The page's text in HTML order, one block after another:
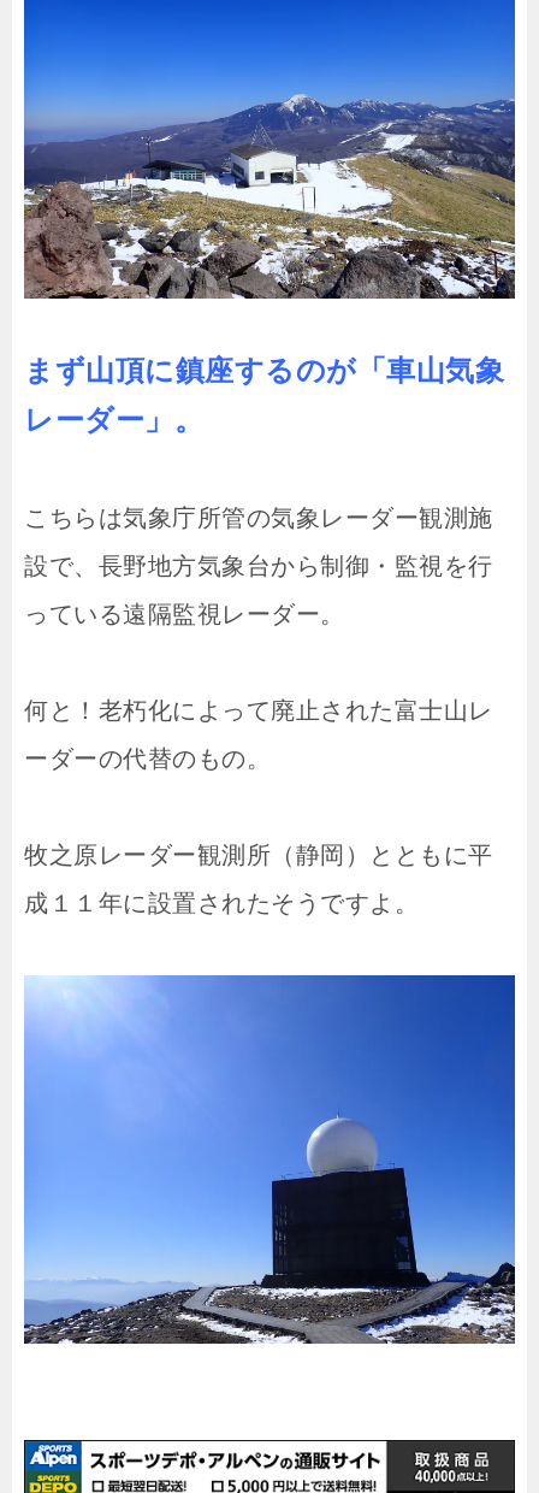
まず山頂に鎮座するのが「車山気象
レーダー」。
こちらは気象庁所管の気象レーダー観測施
設で、長野地方気象台から制御・監視を行
っている遠隔監視レーダー。
何と！老朽化によって廃止された富士山レ
ーダーの代替のもの。
牧之原レーダー観測所（静岡）とともに平
成１１年に設置されたそうですよ。